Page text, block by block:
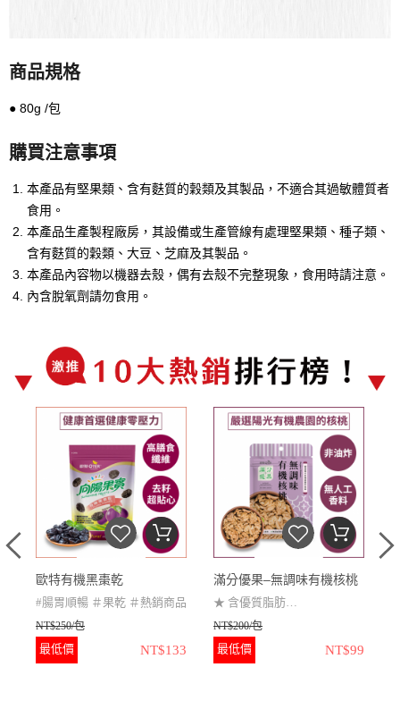
商品規格
● 80g /包
購買注意事項
本產品有堅果類、含有麩質的穀類及其製品，不適合其過敏體質者
食用。
本產品生產製程廠房，其設備或生產管線有處理堅果類、種子類、
含有麩質的穀類、大豆、芝麻及其製品。
本產品內容物以機器去殼，偶有去殼不完整現象，食用時請注意。
內含脫氧劑請勿食用。
歐特有機黑棗乾
#腸胃順暢 ＃果乾 ＃熱銷商品
NT$250/包
最低價 NT$133
滿分優果–無調味有機核桃
★ 含優質脂肪
★適合養生精力湯添加
★無防腐劑、無色素、無人
NT$200/包
最低價 NT$99